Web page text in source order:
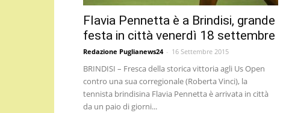
Flavia Pennetta è a Brindisi, grande
festa in città venerdì 18 settembre
Redazione Puglianews24 - 16 Settembre 2015
BRINDISI – Fresca della storica vittoria agli Us Open
contro una sua corregionale (Roberta Vinci), la
tennista brindisina Flavia Pennetta è arrivata in città
da un paio di giorni...